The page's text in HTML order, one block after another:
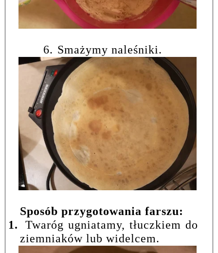
6. Smażymy naleśniki.
Sposób przygotowania farszu:
1.
Twaróg ugniatamy, tłuczkiem do
ziemniaków lub widelcem.